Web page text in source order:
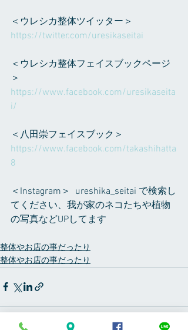
＜ウレシカ整体ツイッター＞
https://twitter.com/uresikaseitai
＜ウレシカ整体フェイスブックページ
＞
https://www.facebook.com/uresikaseita
i/
＜八田崇フェイスブック＞
https://www.facebook.com/takashihatta
8
＜Instagram＞  ureshika_seitai で検索し
てください、我が家のネコたちや植物
の写真などUPしてます
整体やお店の事だったり
整体やお店の事だったり